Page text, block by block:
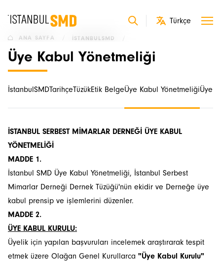
ANA SAYFA İSTANBULSMD /
Üye Kabul Yönetmeliği
İstanbulSMDTarihçeTüzükEtik BelgeÜye Kabul YönetmeliğiÜyeler
İSTANBUL SERBEST MİMARLAR DERNEĞİ ÜYE KABUL
YÖNETMELİĞİ
MADDE 1.
İstanbul SMD Üye Kabul Yönetmeliği, İstanbul Serbest
Mimarlar Derneği Dernek Tüzüğü'nün ekidir ve Derneğe üye
kabul prensip ve işlemlerini düzenler.
MADDE 2.
ÜYE KABUL KURULU:
Üyelik için yapılan başvuruları incelemek araştırarak tespit
etmek üzere Olağan Genel Kurullarca "Üye Kabul Kurulu"